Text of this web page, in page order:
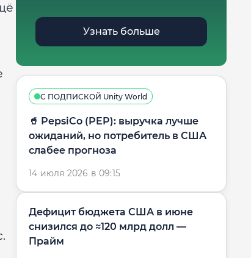
Узнать больше
С ПОДПИСКОЙ Unity World
🥤 PepsiCo (PEP): выручка лучше
ожиданий, но потребитель в США
слабее прогноза
14 июля 2026 в 09:15
Дефицит бюджета США в июне
снизился до ≈120 млрд долл —
Прайм